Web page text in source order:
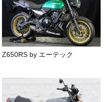
Z650RS by エーテック